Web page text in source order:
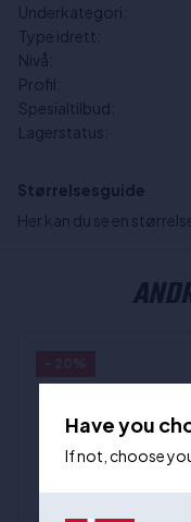
Underkategori:
Type idrett:
Nivå:
Profil:
Spesialtilbud:
Lagerstatus:
Størrelsesguide
Her kan du se en
Have you
If not, choose